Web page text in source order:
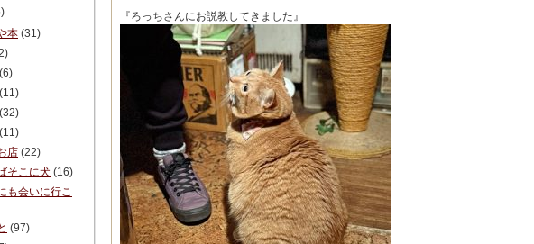
『ろっちさんにお説教してきました』
本 (31)
(6)
(11)
(32)
(11)
店 (22)
そこに犬 (16)
も会いに行こ
(97)